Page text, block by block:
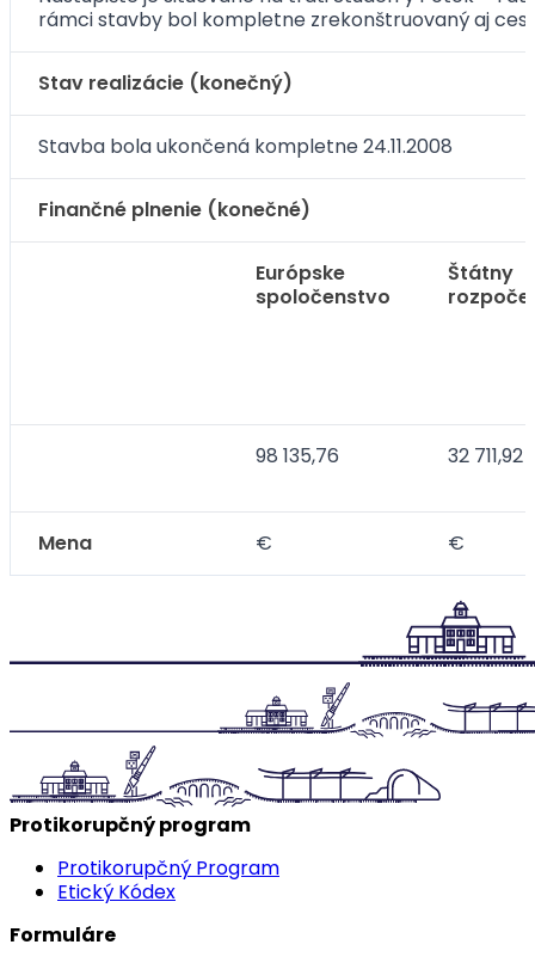
rámci stavby bol kompletne zrekonštruovaný aj
Stav realizácie (konečný)
Stavba bola ukončená kompletne 24.11.2008
Finančné plnenie (konečné)
Európske
spoločenstvo
Štátny
98 135,76 32 711,92
Mena € €
Protikorupčný program
Protikorupčný Program
Etický Kódex
Formuláre